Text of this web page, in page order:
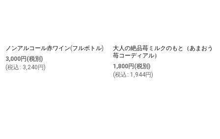
ノンアルコール赤ワイン(フルボトル)
3,000円 (税別)
(税込 : 3,240 円)
大人の絶品苺ミルクのもと（あまおう
苺コーディアル）
1,800円 (税別)
(税込 : 1,944円)